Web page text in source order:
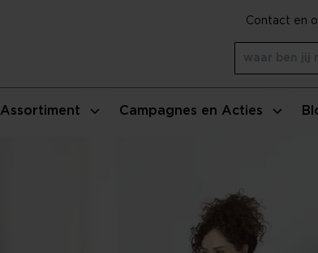
Assortiment Campagnes en Acties
Contact en